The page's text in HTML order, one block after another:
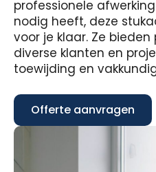
professionele
nodig heeft, deze
voor je klaar. Ze bieden
diverse klanten en
toewijding en
Offerte aanvragen